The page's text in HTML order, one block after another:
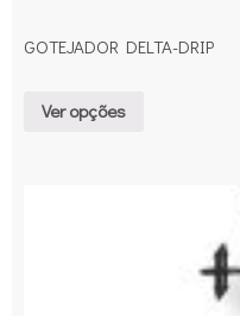
GOTEJADOR DELTA-DRIP
Ver opções